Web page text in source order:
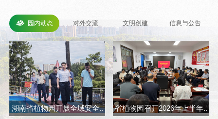
园内动态 对外交流 文明创建 信息与公告
湖南省植物园开展全域安全.. 省植物园召开2026年上半年..